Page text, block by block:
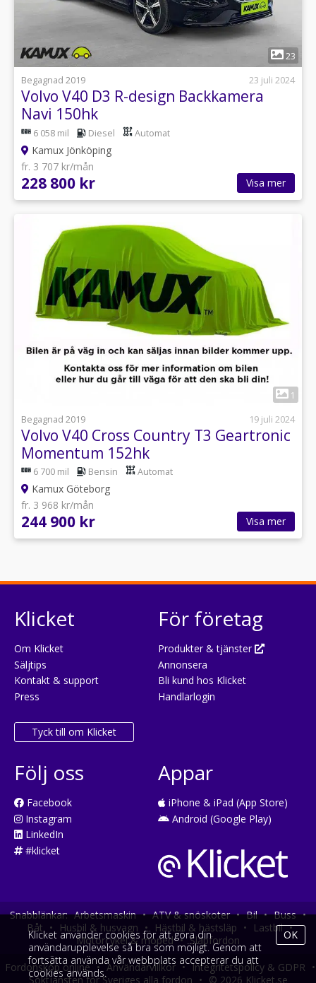
23
Begagnad 2019
23 juli 2024
Volvo V40 D3 R-design Backkamera
Navi 150hk
6 058 mil Diesel Automat
Kamux Jönköping
fr. 3 707 kr/mån
228 800 kr Visa mer
1
Begagnad 2019
19 juli 2024
Volvo V40 Cross Country T3 Geartronic
Momentum 152hk
6 700 mil Bensin Automat
Kamux Göteborg
fr. 3 968 kr/mån
244 900 kr Visa mer
Klicket
Om Klicket
Säljtips
Kontakt & support
Press
Tyck till om Klicket
För företag
Produkter & tjänster
Annonsera
Bli kund hos Klicket
Handlarlogin
Följ oss
Facebook
Instagram
LinkedIn
#klicket
Appar
iPhone & iPad (App Store)
Android (Google Play)
Snabblänkar: Arbetsmaskin • ATV & snöskoter • Bil • Buss •
Båt • Husbil & husvagn • Hästbil & hästsläp • Lastbil •
Motorcykel & moped • Släpfordon
Fordonsköp online • Användarvillkor • Integritetspolicy & GDPR •
Söktjänsten för Sveriges alla fordon • © 2026 Klicket.se
Klicket använder cookies för att göra din
användarupplevelse så bra som möjligt. Genom att
fortsätta använda vår webbplats accepterar du att
cookies används.
OK